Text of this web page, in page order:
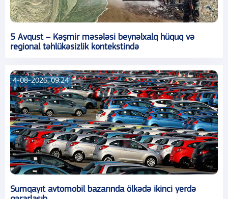
5 Avqust – Kəşmir məsələsi beynəlxalq hüquq və
regional təhlükəsizlik kontekstində
4-08-2026, 09:24
Sumqayıt avtomobil bazarında ölkədə ikinci yerdə